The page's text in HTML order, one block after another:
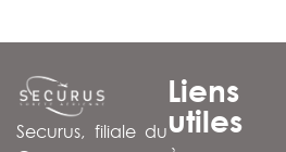
Securus, filiale du
Liens
utiles